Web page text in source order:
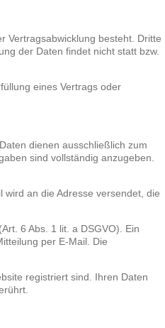
Vertragsabwicklung besteht. Dritte
der Daten findet nicht statt bzw.
eines Vertrags oder
dienen ausschließlich zum
sind vollständig anzugeben.
an die Adresse versendet, die
6 Abs. 1 lit. a DSGVO). Ein
per E-Mail. Die
registriert sind. Ihren Daten